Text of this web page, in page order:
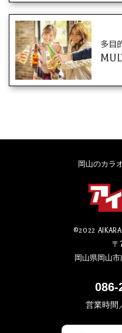
多目
岡山のカラ
©2022
〒
岡山県岡山
086-
営業時間